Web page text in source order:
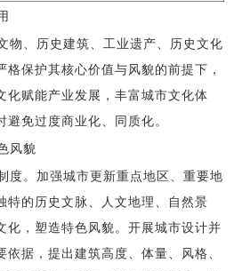
物、历史建筑、工业遗产、历史文化
格保护其核心价值与风貌的前提下，
化赋能产业发展，丰富城市文化体
免过度商业化、同质化。
风貌
度。加强城市更新重点地区、重要地
特的历史文脉、人文地理、自然景
化，塑造特色风貌。开展城市设计并
据，提出建筑高度、体量、风格、